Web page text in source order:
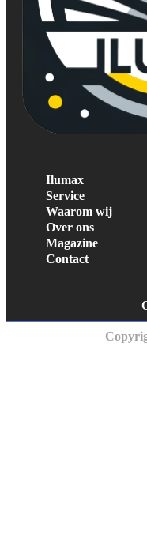
Ilumax
Service
Waarom wij
Over ons
Magazine
Contact